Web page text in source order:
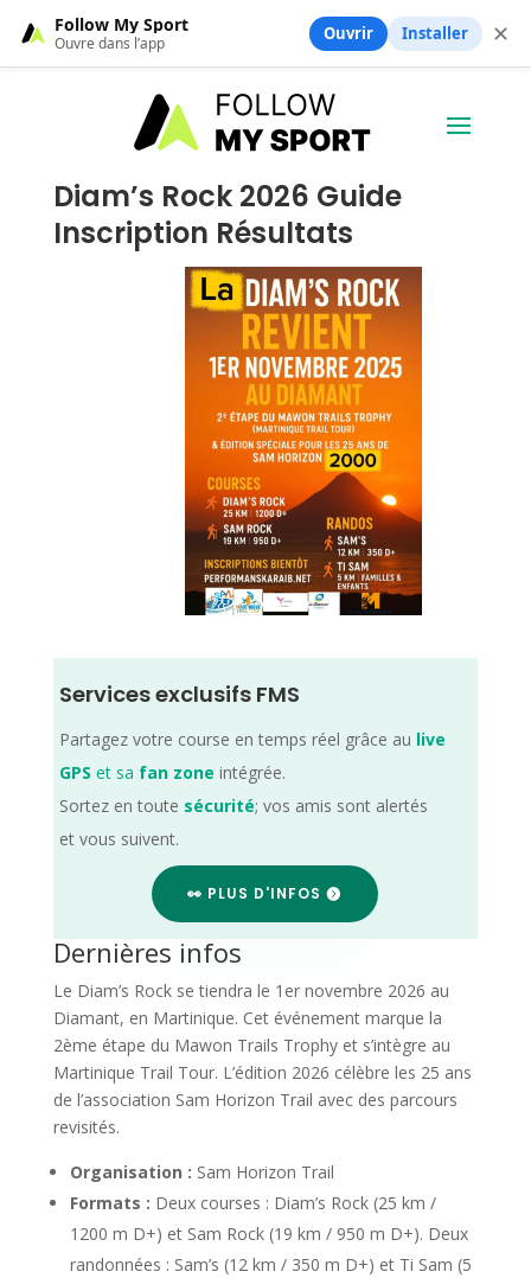
Diam’s Rock 2026 Guide
Inscription Résultats
Services exclusifs FMS
Partagez votre course en temps réel grâce au live
GPS et sa fan zone intégrée.
Sortez en toute sécurité; vos amis sont alertés
et vous suivent.
👀 PLUS D'INFOS
Dernières infos
Le Diam’s Rock se tiendra le 1er novembre 2026 au
Diamant, en Martinique. Cet événement marque la
2ème étape du Mawon Trails Trophy et s’intègre au
Martinique Trail Tour. L’édition 2026 célèbre les 25 ans
de l’association Sam Horizon Trail avec des parcours
revisités.
Organisation : Sam Horizon Trail
Formats : Deux courses : Diam’s Rock (25 km /
1200 m D+) et Sam Rock (19 km / 950 m D+). Deux
randonnées : Sam’s (12 km / 350 m D+) et Ti Sam (5
Follow My Sport
Ouvre dans l’app Ouvrir Installer ✕